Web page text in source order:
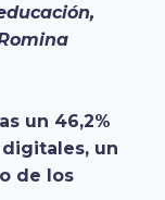
un 46,2%
un
de los